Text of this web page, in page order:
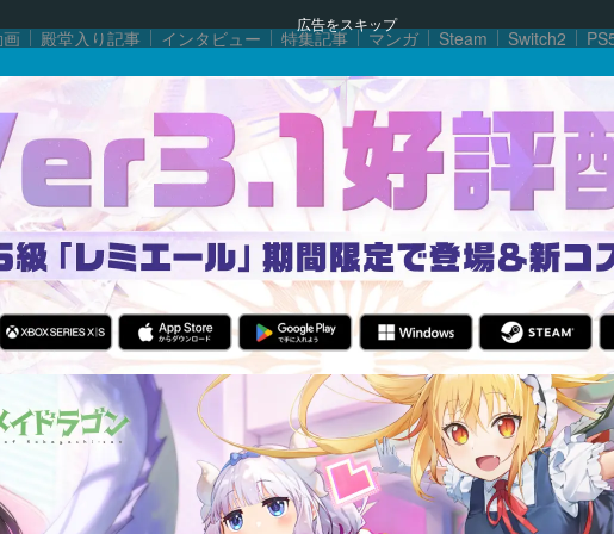
広告をスキップ
殿堂入り記事 インタビュー 特集記事 マンガ Steam Switch2